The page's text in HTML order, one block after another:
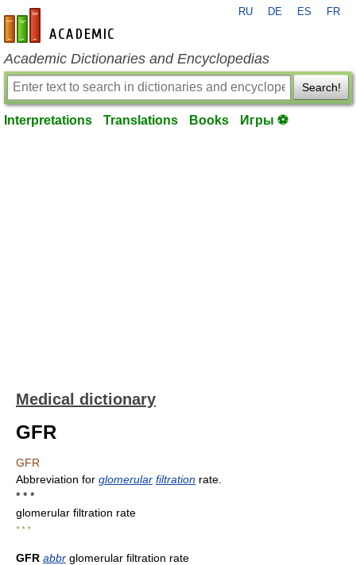
en-academic.com
RU DE ES FR
Academic Dictionaries and Encyclopedias
Search!
Interpretations Translations Books Игры ⚽
Medical dictionary
GFR
GFR
Abbreviation for glomerular filtration rate.
* * *
glomerular filtration rate
* * *
GFR abbr glomerular filtration rate